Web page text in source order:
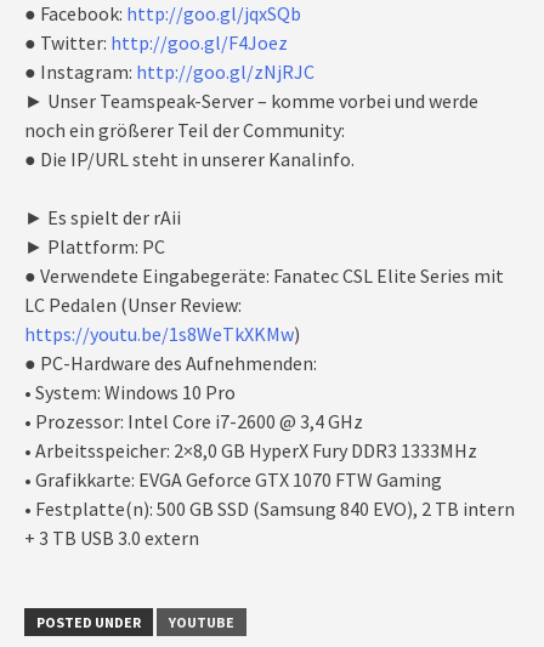
● Facebook: http://goo.gl/jqxSQb
● Twitter: http://goo.gl/F4Joez
● Instagram: http://goo.gl/zNjRJC
► Unser Teamspeak-Server – komme vorbei und werde
noch ein größerer Teil der Community:
● Die IP/URL steht in unserer Kanalinfo.
► Es spielt der rAii
► Plattform: PC
● Verwendete Eingabegeräte: Fanatec CSL Elite Series mit
LC Pedalen (Unser Review:
https://youtu.be/1s8WeTkXKMw)
● PC-Hardware des Aufnehmenden:
• System: Windows 10 Pro
• Prozessor: Intel Core i7-2600 @ 3,4 GHz
• Arbeitsspeicher: 2×8,0 GB HyperX Fury DDR3 1333MHz
• Grafikkarte: EVGA Geforce GTX 1070 FTW Gaming
• Festplatte(n): 500 GB SSD (Samsung 840 EVO), 2 TB intern
+ 3 TB USB 3.0 extern
POSTED UNDER YOUTUBE